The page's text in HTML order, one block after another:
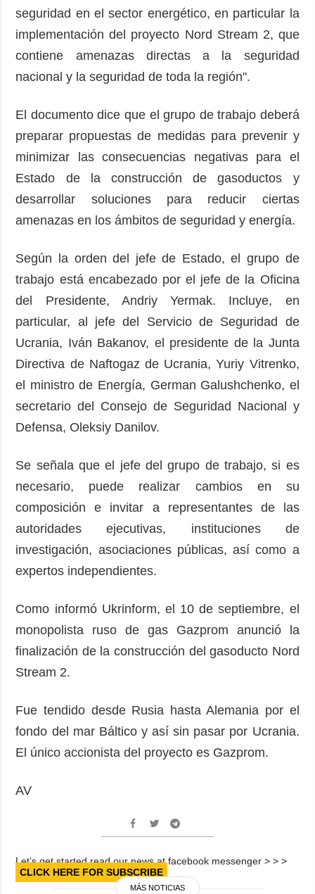
seguridad en el sector energético, en particular la
implementación del proyecto Nord Stream 2, que
contiene amenazas directas a la seguridad
nacional y la seguridad de toda la región".
El documento dice que el grupo de trabajo deberá
preparar propuestas de medidas para prevenir y
minimizar las consecuencias negativas para el
Estado de la construcción de gasoductos y
desarrollar soluciones para reducir ciertas
amenazas en los ámbitos de seguridad y energía.
Según la orden del jefe de Estado, el grupo de
trabajo está encabezado por el jefe de la Oficina
del Presidente, Andriy Yermak. Incluye, en
particular, al jefe del Servicio de Seguridad de
Ucrania, Iván Bakanov, el presidente de la Junta
Directiva de Naftogaz de Ucrania, Yuriy Vitrenko,
el ministro de Energía, German Galushchenko, el
secretario del Consejo de Seguridad Nacional y
Defensa, Oleksiy Danilov.
Se señala que el jefe del grupo de trabajo, si es
necesario, puede realizar cambios en su
composición e invitar a representantes de las
autoridades ejecutivas, instituciones de
investigación, asociaciones públicas, así como a
expertos independientes.
Como informó Ukrinform, el 10 de septiembre, el
monopolista ruso de gas Gazprom anunció la
finalización de la construcción del gasoducto Nord
Stream 2.
Fue tendido desde Rusia hasta Alemania por el
fondo del mar Báltico y así sin pasar por Ucrania.
El único accionista del proyecto es Gazprom.
AV
Let’s get started read our news at facebook messenger > > >
CLICK HERE FOR SUBSCRIBE
MÁS NOTICIAS